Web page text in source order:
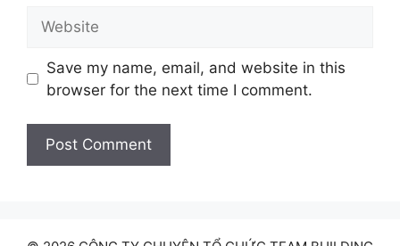
Save my name, email, and website in this
browser for the next time I comment.